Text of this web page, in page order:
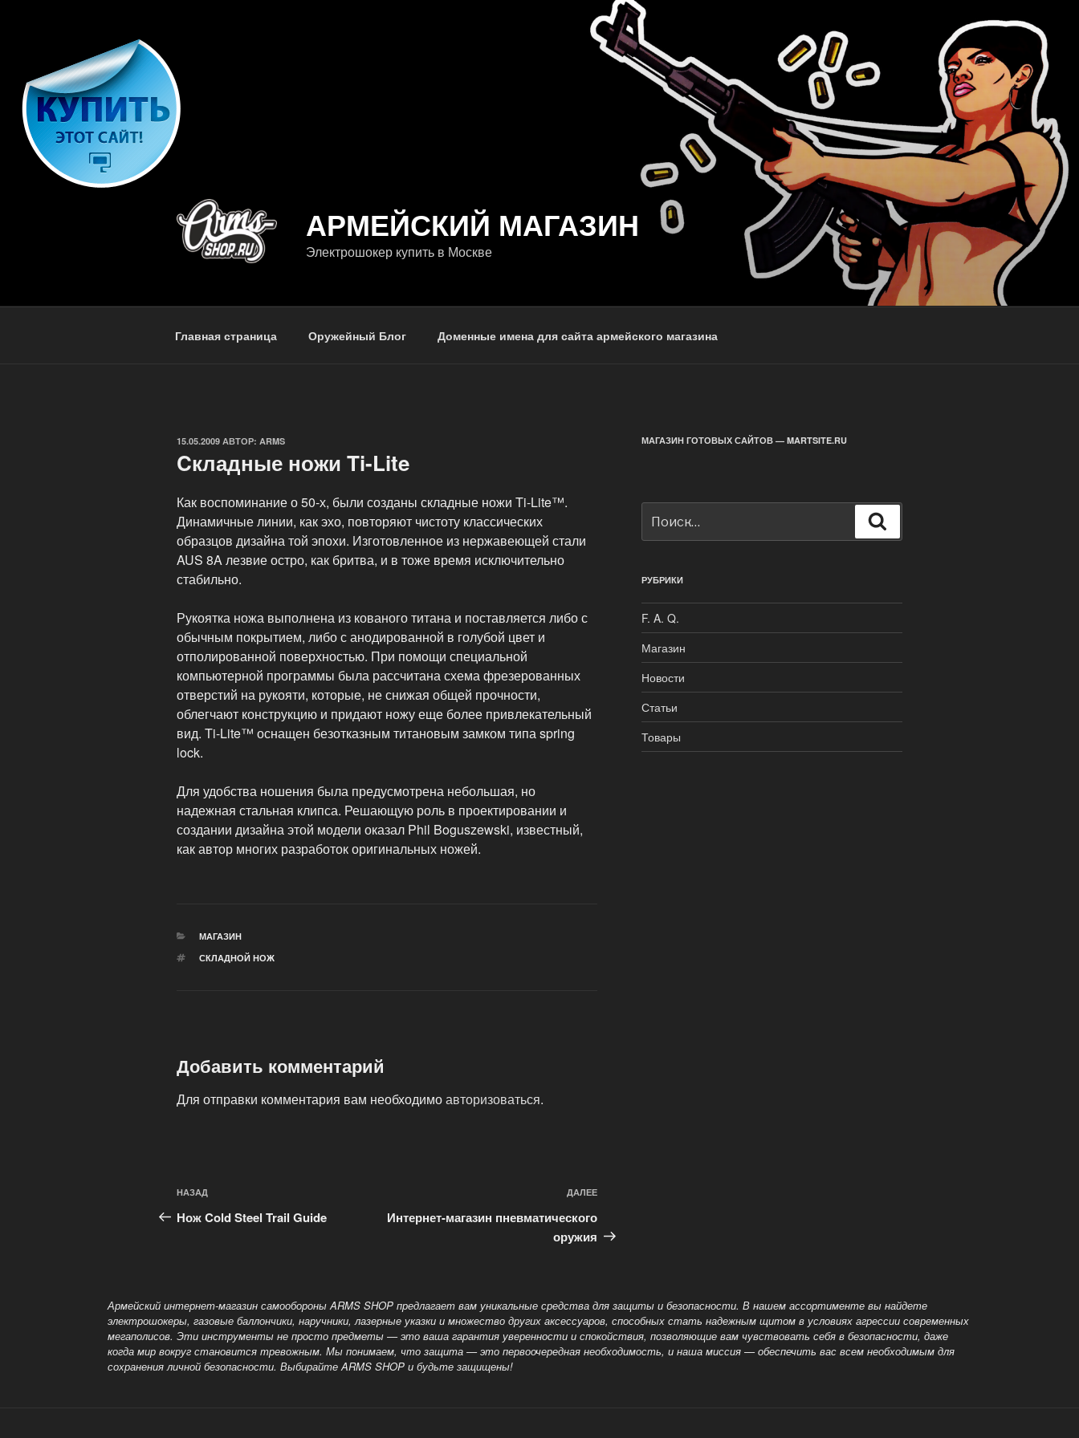
АРМЕЙСКИЙ МАГАЗИН
Электрошокер купить в Москве
Главная страница Оружейный Блог Доменные имена для сайта армейского магазина
ОПУБЛИКОВАНО
15.05.2009 АВТОР: ARMS
Cкладные ножи Ti-Lite
Как воспоминание о 50-х, были созданы складные ножи Ti-Lite™.
Динамичные линии, как эхо, повторяют чистоту классических
образцов дизайна той эпохи. Изготовленное из нержавеющей стали
AUS 8A лезвие остро, как бритва, и в тоже время исключительно
стабильно.
Рукоятка ножа выполнена из кованого титана и поставляется либо с
обычным покрытием, либо с анодированной в голубой цвет и
отполированной поверхностью. При помощи специальной
компьютерной программы была рассчитана схема фрезерованных
отверстий на рукояти, которые, не снижая общей прочности,
облегчают конструкцию и придают ножу еще более привлекательный
вид. Ti-Lite™ оснащен безотказным титановым замком типа spring
lock.
Для удобства ношения была предусмотрена небольшая, но
надежная стальная клипса. Решающую роль в проектировании и
создании дизайна этой модели оказал Phil Boguszewski, известный,
как автор многих разработок оригинальных ножей.
РУБРИКИ
МАГАЗИН
МЕТКИ
СКЛАДНОЙ НОЖ
Добавить комментарий
Для отправки комментария вам необходимоавторизоваться.
Навигация
по
Предыдущая
запись:
НАЗАД
Нож Cold Steel Trail Guide
ДАЛЕЕ
Интернет-магазин пневматического
оружия
МАГАЗИН ГОТОВЫХ САЙТОВ — MARTSITE.RU
РУБРИКИ
F. A. Q.
Магазин
Новости
Статьи
Товары
Армейский интернет-магазин самообороны ARMS SHOP предлагает вам уникальные средства для защиты и безопасности. В нашем ассортименте вы найдете
электрошокеры, газовые баллончики, наручники, лазерные указки и множество других аксессуаров, способных стать надежнымщитом в условиях агрессии современных
мегаполисов. Эти инструменты не просто предметы — это ваша гарантия уверенности и спокойствия, позволяющие вам чувствовать себя в безопасности, даже
когда мир вокруг становится тревожным. Мы понимаем, что защита — этопервоочередная необходимость, и наша миссия — обеспечить вас всем необходимым для
сохранения личной безопасности. Выбирайте ARMS SHOP и будьте защищены!